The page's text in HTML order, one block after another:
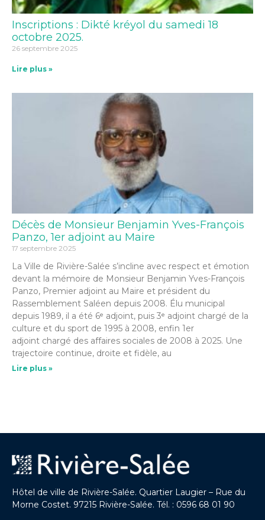
Inscriptions : Dikté kréyol du samedi 18
octobre 2025.
26 septembre 2025
Lire plus »
Décès de Monsieur Benjamin Yves-François
Panzo, 1er adjoint au Maire
17 septembre 2025
La Ville de Rivière-Salée s’incline avec respect et émotion
devant la mémoire de Monsieur Benjamin Yves-François
Panzo, Premier adjoint au Maire et président du
Rassemblement Saléen depuis 2008. Élu municipal
depuis 1989, il a été 6ᵉ adjoint, puis 3ᵉ adjoint chargé de la
culture et du sport de 1995 à 2008, enfin 1er
adjoint chargé des affaires sociales de 2008 à 2025. Une
trajectoire continue, droite et fidèle, au
Lire plus »
Hôtel de ville de Rivière-Salée. Quartier Laugier – Rue du
Morne Costet. 97215 Rivière-Salée. Tél. : 0596 68 01 90